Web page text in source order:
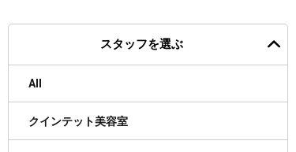
スタッフを選ぶ
All
クインテット美容室